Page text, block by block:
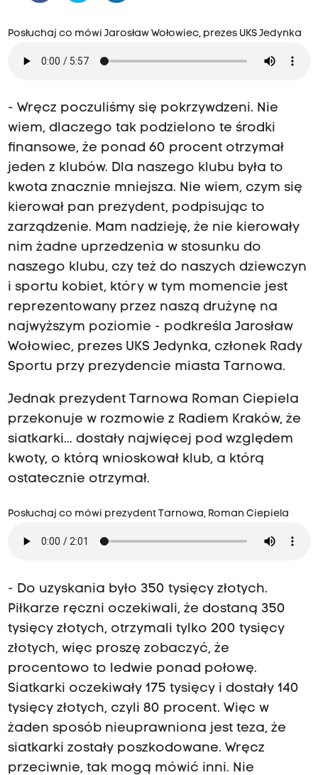
Posłuchaj co mówi Jarosław Wołowiec, prezes UKS Jedynka
- Wręcz poczuliśmy się pokrzywdzeni. Nie
wiem, dlaczego tak podzielono te środki
finansowe, że ponad 60 procent otrzymał
jeden z klubów. Dla naszego klubu była to
kwota znacznie mniejsza. Nie wiem, czym się
kierował pan prezydent, podpisując to
zarządzenie. Mam nadzieję, że nie kierowały
nim żadne uprzedzenia w stosunku do
naszego klubu, czy też do naszych dziewczyn
i sportu kobiet, który w tym momencie jest
reprezentowany przez naszą drużynę na
najwyższym poziomie - podkreśla Jarosław
Wołowiec, prezes UKS Jedynka, członek Rady
Sportu przy prezydencie miasta Tarnowa.
Jednak prezydent Tarnowa Roman Ciepiela
przekonuje w rozmowie z Radiem Kraków, że
siatkarki... dostały najwięcej pod względem
kwoty, o którą wnioskował klub, a którą
ostatecznie otrzymał.
Posłuchaj co mówi prezydent Tarnowa, Roman Ciepiela
- Do uzyskania było 350 tysięcy złotych.
Piłkarze ręczni oczekiwali, że dostaną 350
tysięcy złotych, otrzymali tylko 200 tysięcy
złotych, więc proszę zobaczyć, że
procentowo to ledwie ponad połowę.
Siatkarki oczekiwały 175 tysięcy i dostały 140
tysięcy złotych, czyli 80 procent. Więc w
żaden sposób nieuprawniona jest teza, że
siatkarki zostały poszkodowane. Wręcz
przeciwnie, tak mogą mówić inni. Nie